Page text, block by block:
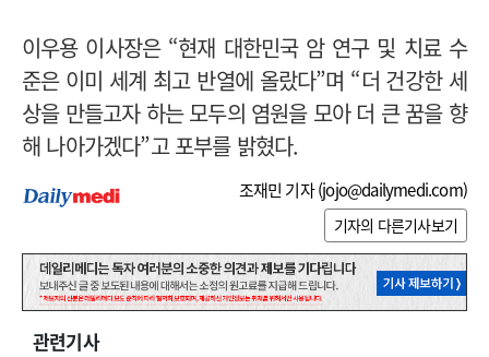
이우용 이사장은 “현재 대한민국 암 연구 및 치료 수
준은 이미 세계 최고 반열에 올랐다”며 “더 건강한 세
상을 만들고자 하는 모두의 염원을 모아 더 큰 꿈을 향
해 나아가겠다”고 포부를 밝혔다.
조재민 기자 (jojo@dailymedi.com)
기자의 다른기사보기
관련기사